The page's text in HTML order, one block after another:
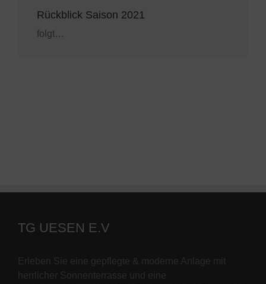
Rückblick Saison 2021
folgt…
TG UESEN E.V
Erleben Sie eine gepflegte & moderne Anlage mit
herrlicher Sonnenterrasse und eine